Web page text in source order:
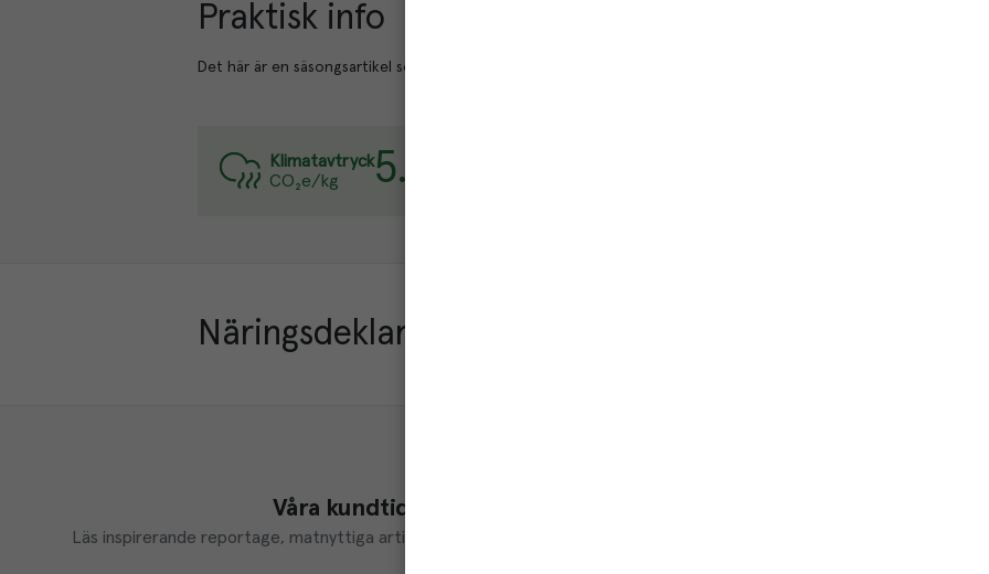
Praktisk info
Det här är en säsongsartikel som bara är tillgänglig vissa tider på året.
Klimatavtryck
CO₂e/kg
5.8
Varje kilo av varan påverkar klimatet motsvarande utsläppen av 5.8
Näringsdeklaration
Våra kundtidningar
Läs inspirerande reportage, matnyttiga artiklar och ta del av aktuella kampanjer. Du som är Menigo-